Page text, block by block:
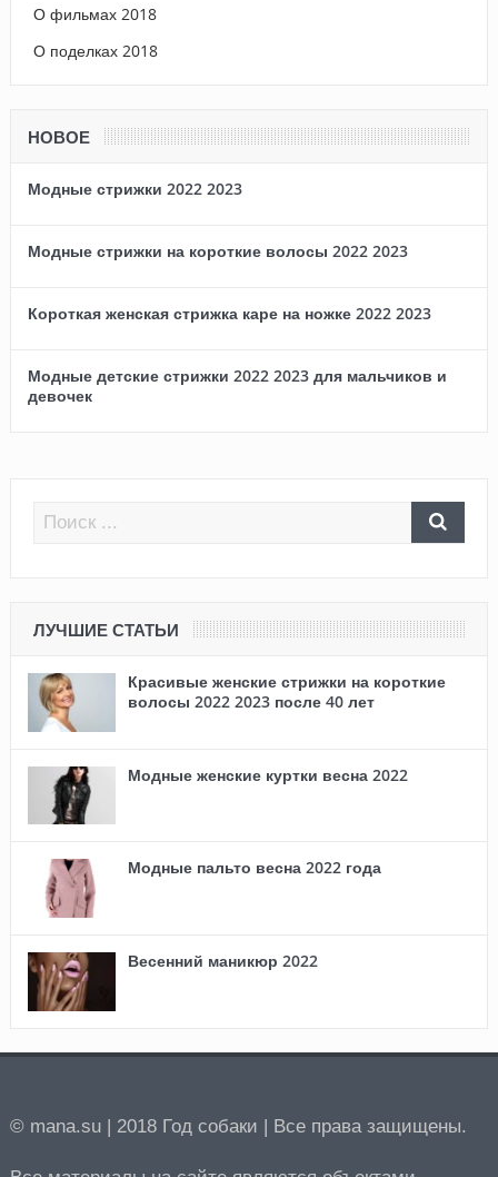
О фильмах 2018
О поделках 2018
НОВОЕ
Модные стрижки 2022 2023
Модные стрижки на короткие волосы 2022 2023
Короткая женская стрижка каре на ножке 2022 2023
Модные детские стрижки 2022 2023 для мальчиков и
девочек
ЛУЧШИЕ СТАТЬИ
Красивые женские стрижки на короткие
волосы 2022 2023 после 40 лет
Модные женские куртки весна 2022
Модные пальто весна 2022 года
Весенний маникюр 2022
© mana.su | 2018 Год собаки | Все права защищены.